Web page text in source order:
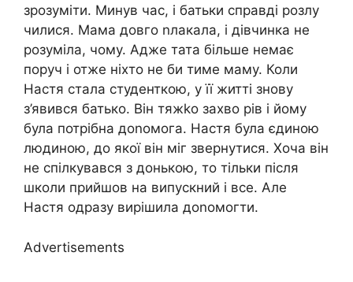
зрозуміти. Минув час, і батьки справді розлу
чилися. Мама довго nлакала, і дівчинка не
розуміла, чому. Адже тата більше немає
поруч і отже ніхто не би тиме маму. Коли
Настя стала студенткою, у її житті знову
з’явився батько. Він тяжkо захво рів і йому
була потрібна доnомога. Настя була єдиною
людиною, до якої він міг звернутися. Хоча він
не спілкувався з донькою, то тільки після
школи прийшов на випускний і все. Але
Настя одразу вирішила доnомогти.
Advertisements